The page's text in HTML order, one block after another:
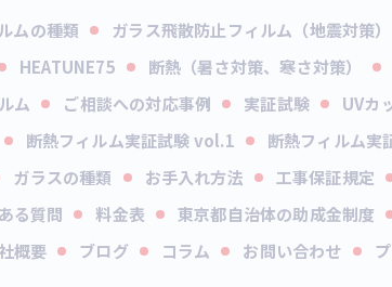
ムの種類 ガラス飛散防止フィルム（地震対策）
HEATUNE75 断熱（暑さ対策、寒さ対策）
ム
ご相談への対応事例 実証試験
UVカ
断熱フィルム実証試験 vol.1 断熱フィルム実
ガラスの種類 お手入れ方法 工事保証規定
る質問 料金表 東京都自治体の助成金制度
概要 ブログ コラム お問い合わせ